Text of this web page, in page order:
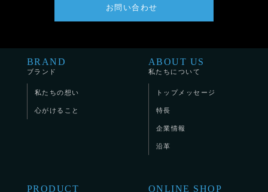
お問い合わせ
BRAND
ブランド
私たちの想い
心がけること
ABOUT US
私たちについて
トップメッセージ
特長
企業情報
沿革
PRODUCT ONLINE SHOP